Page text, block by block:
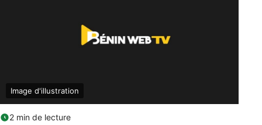
Image d'illustration
2 min de lecture